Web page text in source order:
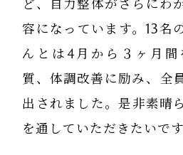
ど、自力整体がさらにわ
容になっています。13名
んとは4月から３ヶ月
質、体調改善に励み、全
出されました。是非素晴
を通していただきたいです